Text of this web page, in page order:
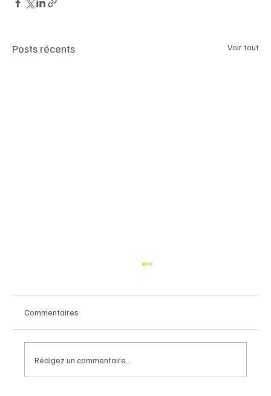
Posts récents Voir tout
Commentaires
Rédigez un commentaire...